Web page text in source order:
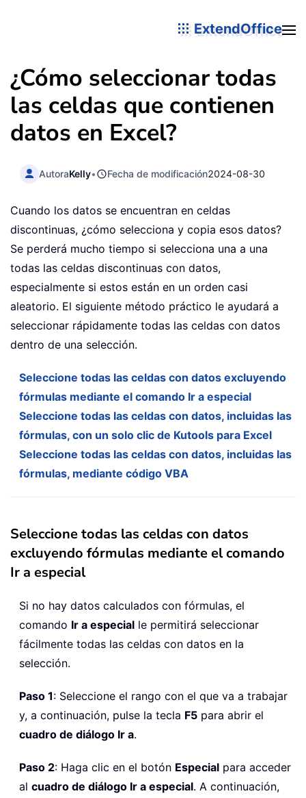
ExtendOffice
¿Cómo seleccionar todas
las celdas que contienen
datos en Excel?
AutoraKelly• Fecha de modificación2024-08-30
Cuando los datos se encuentran en celdas
discontinuas, ¿cómo selecciona y copia esos datos?
Se perderá mucho tiempo si selecciona una a una
todas las celdas discontinuas con datos,
especialmente si estos están en un orden casi
aleatorio. El siguiente método práctico le ayudará a
seleccionar rápidamente todas las celdas con datos
dentro de una selección.
Seleccione todas las celdas con datos excluyendo
fórmulas mediante el comando Ir a especial
Seleccione todas las celdas con datos, incluidas las
fórmulas, con un solo clic de Kutools para Excel
Seleccione todas las celdas con datos, incluidas las
fórmulas, mediante código VBA
Seleccione todas las celdas con datos
excluyendo fórmulas mediante el comando
Ir a especial
Si no hay datos calculados con fórmulas, el
comando Ir a especial le permitirá seleccionar
fácilmente todas las celdas con datos en la
selección.
Paso 1: Seleccione el rango con el que va a trabajar
y, a continuación, pulse la tecla F5 para abrir el
cuadro de diálogo Ir a.
Paso 2: Haga clic en el botón Especial para acceder
al cuadro de diálogo Ir a especial. A continuación,